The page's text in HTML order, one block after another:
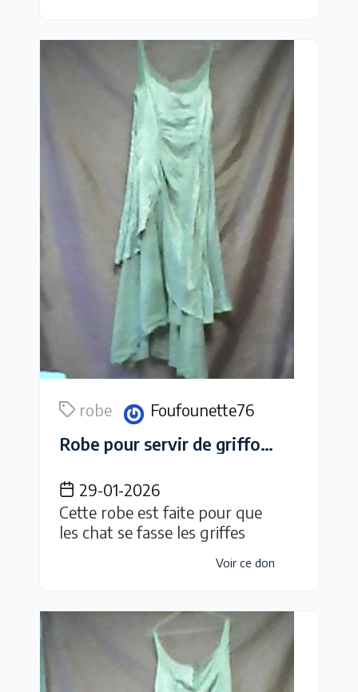
robe Foufounette76
Robe pour servir de griffoir pour chat
29-01-2026
Cette robe est faite pour que
les chat se fasse les griffes
Voir ce don